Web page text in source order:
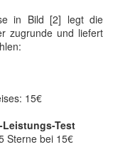
in Bild [2] legt die
zugrunde und liefert
15€
Test
Sterne bei 15€